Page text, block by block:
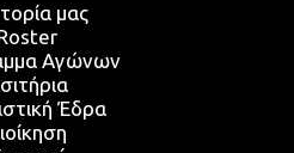
μας
Αγώνων
Έδρα